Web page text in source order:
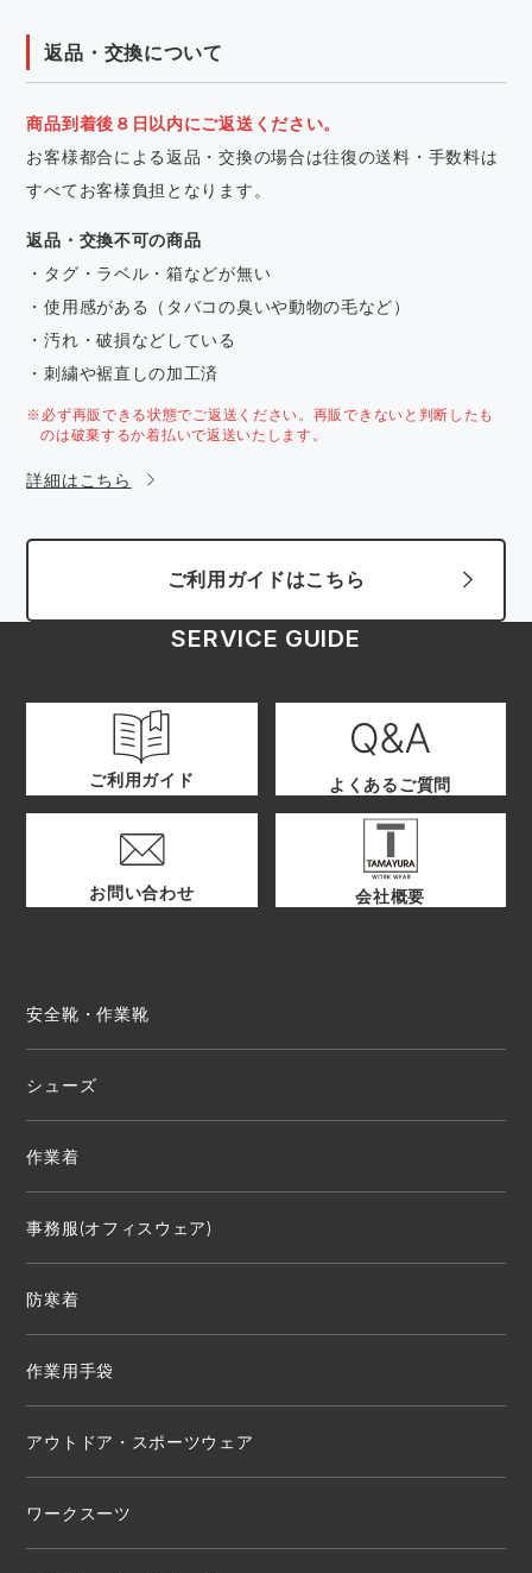
返品・交換について
商品到着後８日以内にご返送ください。
お客様都合による返品・交換の場合は往復の送料・手数料は
すべてお客様負担となります。
返品・交換不可の商品
・タグ・ラベル・箱などが無い
・使用感がある（タバコの臭いや動物の毛など）
・汚れ・破損などしている
・刺繍や裾直しの加工済
※必ず再販できる状態でご返送ください。再販できないと判断したも
のは破棄するか着払いで返送いたします。
詳細はこちら
ご利用ガイドはこちら
SERVICE GUIDE
ご利用ガイド よくあるご質問
お問い合わせ 会社概要
安全靴・作業靴
シューズ
作業着
事務服(オフィスウェア)
防寒着
作業用手袋
アウトドア・スポーツウェア
ワークスーツ